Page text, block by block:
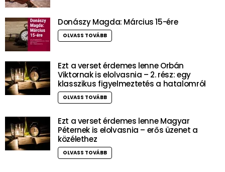
Donászy Magda: Március 15-ére
OLVASS TOVÁBB
Ezt a verset érdemes lenne Orbán
Viktornak is elolvasnia – 2. rész: egy
klasszikus figyelmeztetés a hatalomról
OLVASS TOVÁBB
Ezt a verset érdemes lenne Magyar
Péternek is elolvasnia – erős üzenet a
közélethez
OLVASS TOVÁBB